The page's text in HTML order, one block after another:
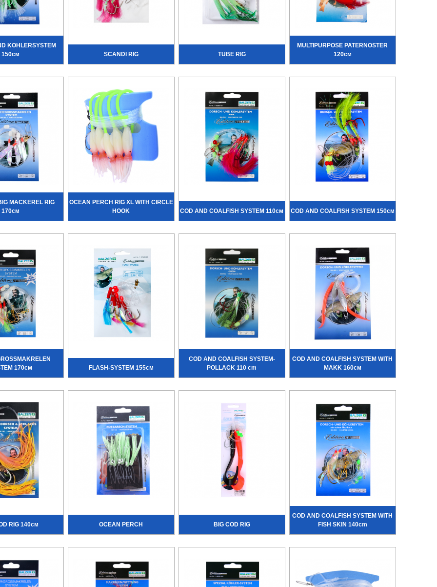
KOHLERSYSTEM
150см
SCANDI RIG TUBE RIG
MULTIPURPOSE PATERNOSTER
120см
MACKEREL RIG
170см
OCEAN PERCH RIG XL WITH CIRCLE
HOOK
COD AND COALFISH SYSTEM 110см COD AND COALFISH SYSTEM 150см
170см
FLASH-SYSTEM 155см
COD AND COALFISH SYSTEM-
POLLACK 110 cm
COD AND COALFISH SYSTEM WITH
MAKK 160см
RIG 140см OCEAN PERCH BIG COD RIG
COD AND COALFISH SYSTEM WITH
FISH SKIN 140cm